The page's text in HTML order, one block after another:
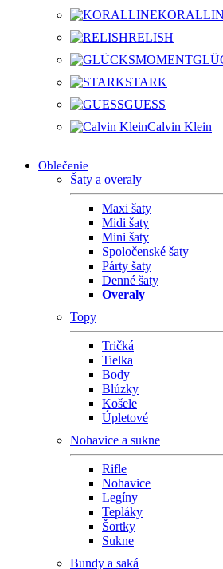
RELISH
STARK
GUESS
Calvin Klein
Oblečenie
Šaty a overaly
Maxi šaty
Midi šaty
Mini šaty
Spoločenské šaty
Párty šaty
Denné šaty
Overaly
Topy
Tričká
Tielka
Body
Blúzky
Košele
Úpletové
Nohavice a sukne
Rifle
Nohavice
Legíny
Tepláky
Šortky
Sukne
Bundy a saká